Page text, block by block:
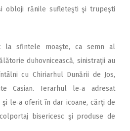
obloji rănile sufleteşti şi trupeşti
la sfintele moaşte, ca semn al
duhovnicească, sinistraţii au
cu Chiriarhul Dunării de Jos,
Casian. Ierarhul le‑a adresat
le‑a oferit în dar icoane, cărţi de
bisericesc şi produse de